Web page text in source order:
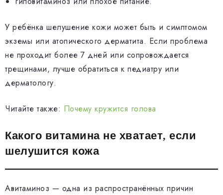
У ребёнка шелушение кожи может быть и симптомом
экземы или атопического дерматита. Если проблема
не проходит более 7 дней или сопровождается
трещинами, лучше обратиться к педиатру или
дерматологу.
Читайте также: Почему кружится голова
Какого витамина не хватает, если
шелушится кожа
Авитаминоз — одна из распространённых причин